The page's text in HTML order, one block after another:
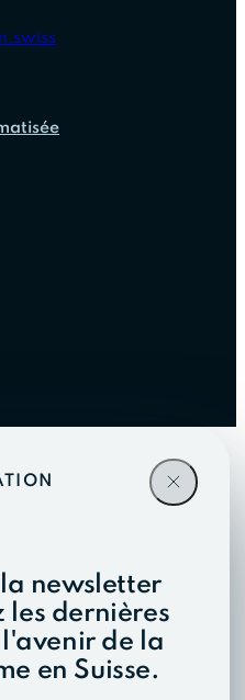
newsletter
les dernières
de la
en Suisse.